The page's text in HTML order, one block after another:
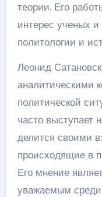
теории. Его
интерес ученых
политологии и
Леонид
аналитическими
политической
часто выступает
делится своими
происходящие в
Его мнение
уважаемым среди